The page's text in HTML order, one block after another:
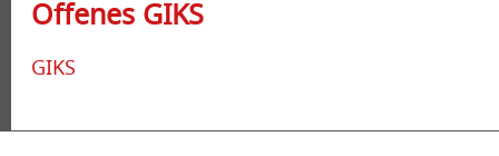
Offenes GIKS
GIKS